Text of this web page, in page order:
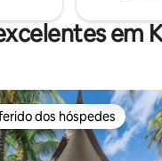
em
dos hóspedes
dos hóspedes